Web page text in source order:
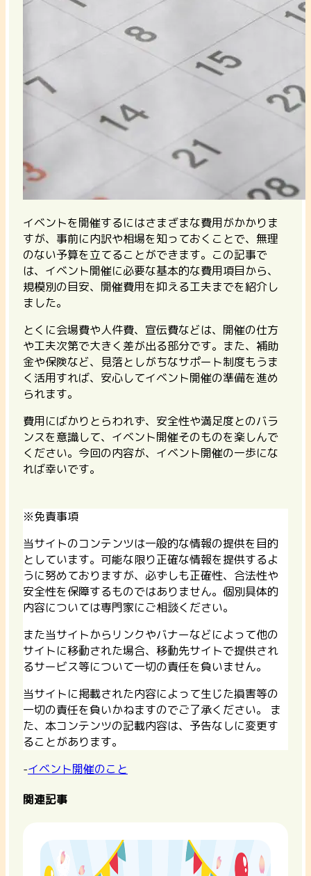
イベントを開催するにはさまざまな費用がかかりま
すが、事前に内訳や相場を知っておくことで、無理
のない予算を立てることができます。この記事で
は、イベント開催に必要な基本的な費用項目から、
規模別の目安、開催費用を抑える工夫までを紹介し
ました。
とくに会場費や人件費、宣伝費などは、開催の仕方
や工夫次第で大きく差が出る部分です。また、補助
金や保険など、見落としがちなサポート制度もうま
く活用すれば、安心してイベント開催の準備を進め
られます。
費用にばかりとらわれず、安全性や満足度とのバラ
ンスを意識して、イベント開催そのものを楽しんで
ください。今回の内容が、イベント開催の一歩にな
れば幸いです。
※免責事項
当サイトのコンテンツは一般的な情報の提供を目的
としています。可能な限り正確な情報を提供するよ
うに努めておりますが、必ずしも正確性、合法性や
安全性を保障するものではありません。個別具体的
内容については専門家にご相談ください。
また当サイトからリンクやバナーなどによって他の
サイトに移動された場合、移動先サイトで提供され
るサービス等について一切の責任を負いません。
当サイトに掲載された内容によって生じた損害等の
一切の責任を負いかねますのでご了承ください。 ま
た、本コンテンツの記載内容は、予告なしに変更す
ることがあります。
-イベント開催のこと
関連記事